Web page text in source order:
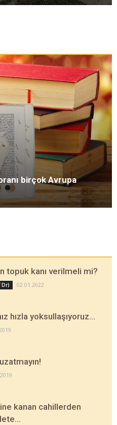
birçok Avrupa
topuk kanı verilmeli mi?
Dr) 02.01.2022
hızla yoksullaşıyoruz…
kanan cahillerden